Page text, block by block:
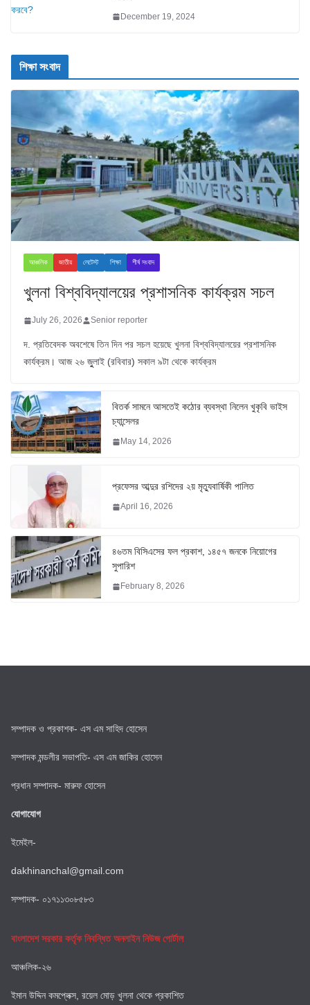
December 19, 2024
শিক্ষা সংবাদ
আঞ্চলিক জাতীয় লেটেস্ট শিক্ষা শীর্ষ সংবাদ
খুলনা বিশ্ববিদ্যালয়ের প্রশাসনিক কার্যক্রম সচল
July 26, 2026 Senior reporter
দ. প্রতিবেদক অবশেষে তিন দিন পর সচল হয়েছে খুলনা বিশ্ববিদ্যালয়ের প্রশাসনিক
কার্যক্রম। আজ ২৬ জুুলাই (রবিবার) সকাল ৯টা থেকে কার্যক্রম
বিতর্ক সামনে আসতেই কঠোর ব্যবস্থা নিলেন খুকৃবি ভাইস
চ্যান্সেলর
May 14, 2026
প্রফেসর আব্দুর রশিদের ২য় মৃত্যুবার্ষিকী পালিত
April 16, 2026
৪৬তম বিসিএসের ফল প্রকাশ, ১৪৫৭ জনকে নিয়োগের
সুপারিশ
February 8, 2026
সম্পাদক ও প্রকাশক- এস এম সাহিদ হোসেন
সম্পাদক মন্ডলীর সভাপতি- এস এম জাকির হোসেন
প্রধান সম্পাদক- মারুফ হোসেন
যোগাযোগ
ইমেইল-
dakhinanchal@gmail.com
সম্পাদক- ০১৭১১৩০৮৫৮৩
বাংলাদেশ সরকার কর্তৃক নিবন্ধিত অনলাইন নিউজ পোর্টাল
আঞ্চলিক-২৬
ইমান উদ্দিন কমপ্লেক্স, রয়েল মোড় খুলনা থেকে প্রকাশিত